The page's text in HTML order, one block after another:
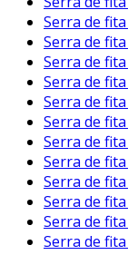
Serra de
Serra de
Serra de
Serra de
Serra de
Serra de
Serra de
Serra de
Serra de
Serra de
Serra de
Serra de